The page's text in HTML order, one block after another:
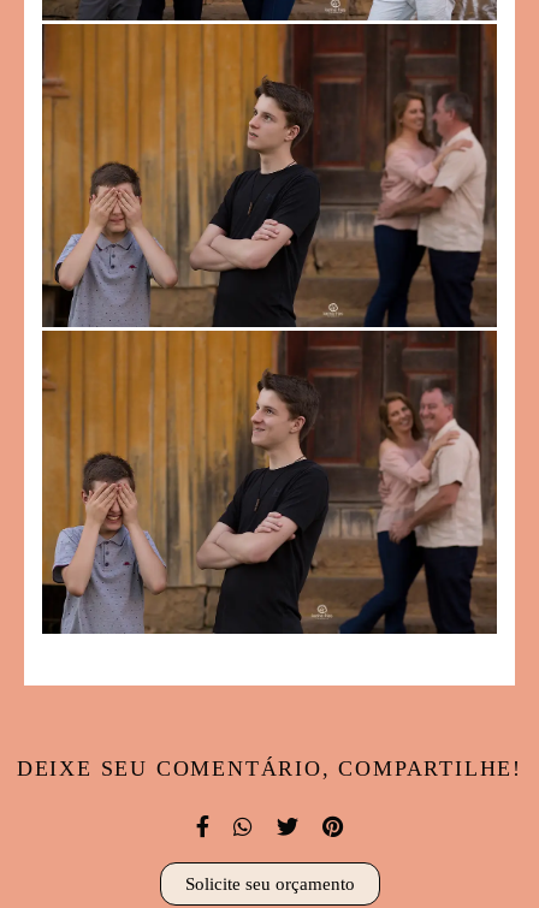
DEIXE SEU COMENTÁRIO, COMPARTILHE!
Solicite seu orçamento